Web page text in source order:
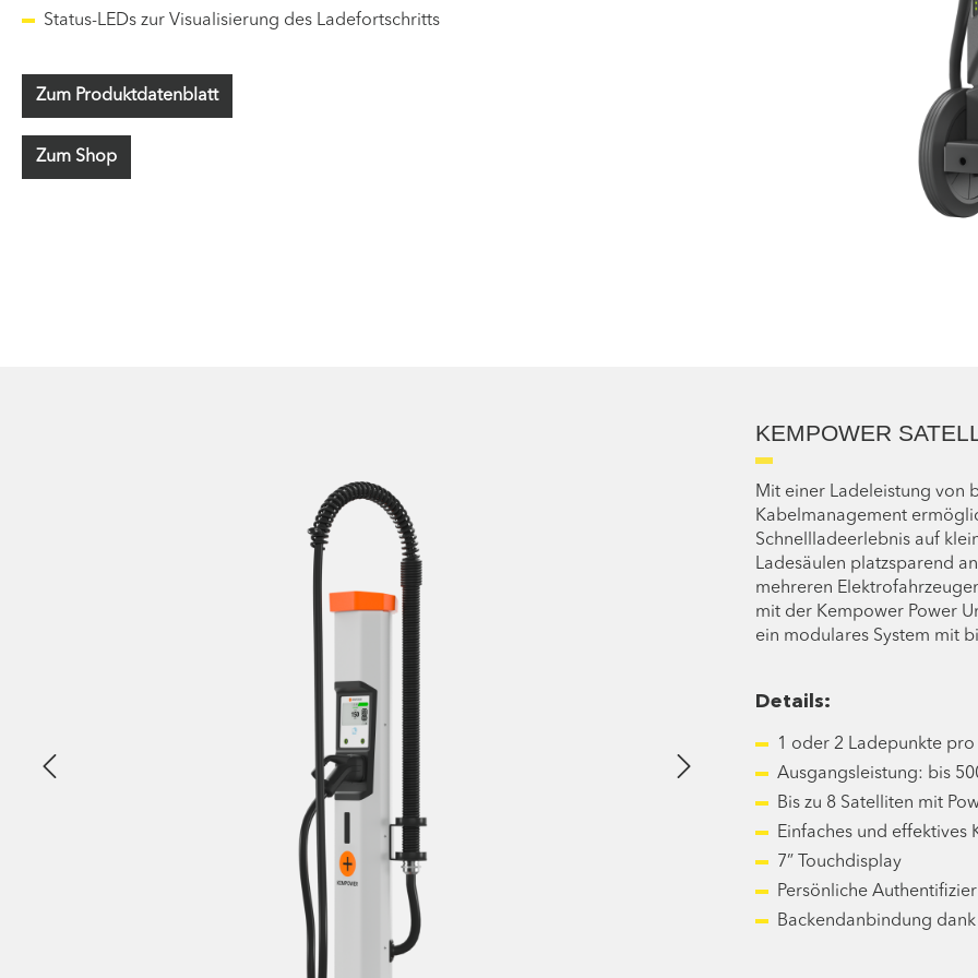
Status-LEDs zur Visualisierung des Ladefortschritts
Zum Produktdatenblatt
Zum Shop
KEMPOWER
Mit einer Ladeleistung von
Kabelmanagement
Schnellladeerlebnis auf
Ladesäulen platzsparend
mehreren
mit der Kempower Power
ein modulares System mit
Details:
1 oder 2 Ladepunkte
Ausgangsleistung: bis
Bis zu 8 Satelliten mit
Einfaches und effektives
7” Touchdisplay
Persönliche
Backendanbindung